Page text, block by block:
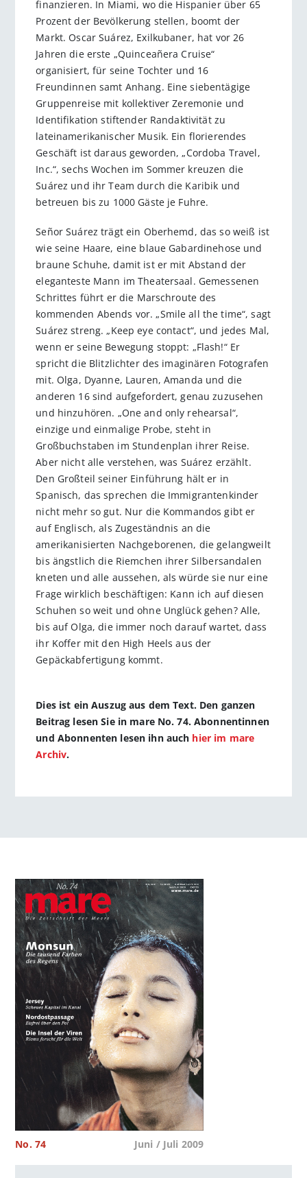
finanzieren. In Miami, wo die Hispanier über 65
Prozent der Bevölkerung stellen, boomt der
Markt. Oscar Suárez, Exilkubaner, hat vor 26
Jahren die erste „Quinceañera Cruise“
organisiert, für seine Tochter und 16
Freundinnen samt Anhang. Eine siebentägige
Gruppenreise mit kollektiver Zeremonie und
Identifikation stiftender Randaktivität zu
lateinamerikanischer Musik. Ein florierendes
Geschäft ist daraus geworden, „Cordoba Travel,
Inc.“, sechs Wochen im Sommer kreuzen die
Suárez und ihr Team durch die Karibik und
betreuen bis zu 1000 Gäste je Fuhre.
Señor Suárez trägt ein Oberhemd, das so weiß ist
wie seine Haare, eine blaue Gabardinehose und
braune Schuhe, damit ist er mit Abstand der
eleganteste Mann im Theatersaal. Gemessenen
Schrittes führt er die Marschroute des
kommenden Abends vor. „Smile all the time“, sagt
Suárez streng. „Keep eye contact“, und jedes Mal,
wenn er seine Bewegung stoppt: „Flash!“ Er
spricht die Blitzlichter des imaginären Fotografen
mit. Olga, Dyanne, Lauren, Amanda und die
anderen 16 sind aufgefordert, genau zuzusehen
und hinzuhören. „One and only rehearsal“,
einzige und einmalige Probe, steht in
Großbuchstaben im Stundenplan ihrer Reise.
Aber nicht alle verstehen, was Suárez erzählt.
Den Großteil seiner Einführung hält er in
Spanisch, das sprechen die Immigrantenkinder
nicht mehr so gut. Nur die Kommandos gibt er
auf Englisch, als Zugeständnis an die
amerikanisierten Nachgeborenen, die gelangweilt
bis ängstlich die Riemchen ihrer Silbersandalen
kneten und alle aussehen, als würde sie nur eine
Frage wirklich beschäftigen: Kann ich auf diesen
Schuhen so weit und ohne Unglück gehen? Alle,
bis auf Olga, die immer noch darauf wartet, dass
ihr Koffer mit den High Heels aus der
Gepäckabfertigung kommt.
Dies ist ein Auszug aus dem Text. Den ganzen
Beitrag lesen Sie in mare No. 74. Abonnentinnen
und Abonnenten lesen ihn auch hier im mare
Archiv.
No. 74 Juni / Juli 2009